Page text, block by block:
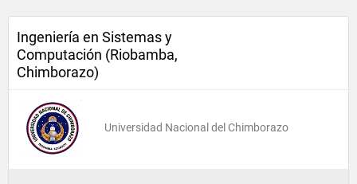
Ingeniería en Sistemas y
Computación (Riobamba,
Chimborazo)
Universidad Nacional del Chimborazo